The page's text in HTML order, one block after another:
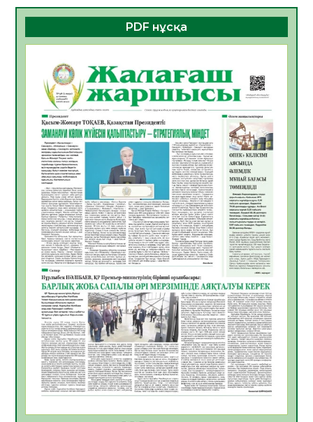
06.08.2026
37 0
ҚҰРЫЛТАЙ САЙЛАУЫ – БОЛАШАҚҚА
БАСТАР ЖАУАПТЫ ТАҢДАУ
06.08.2026
Инфекциялық ауруларға қарсы иммундау
жұмыстарының тиімділігі
06.08.2026
41
Көкжөтел ауруы туралы
06.08.2026
37
АПВ вакцинасы туралы мәлімет
06.08.2026
37
Open Air: Қызылорда облысы полиция
департаменті 20 мыңнан астам
көрерменнің қауіпсіздігін қамтамасыз етті
06.08.2026
49
ҚЫЗЫЛОРДАДА «САНАЛЫ ҰРПАҚ –
ЖАРҚЫН БОЛАШАҚ» АТТЫ КЕҢЕЙТІЛГЕН
МӘЖІЛІС ӨТТІ
05.08.2026
50
Қазақстан Орталық Азиядағы көшуге ең
PDF нұсқа